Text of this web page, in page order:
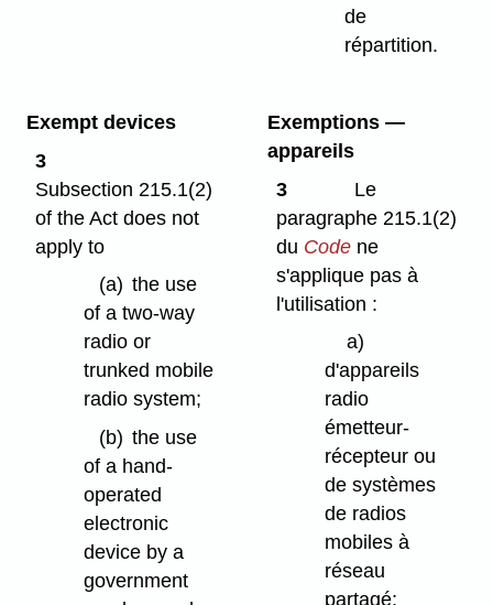
de
répartition.
Exempt devices
3
Subsection 215.1(2)
of the Act does not
apply to
(a) the use
of a two-way
radio or
trunked mobile
radio system;
(b) the use
of a hand-
operated
electronic
device by a
government
Exemptions —
appareils
3
Le
paragraphe 215.1(2)
du Code ne
s'applique pas à
l'utilisation :
a)
d'appareils
radio
émetteur-
récepteur ou
de systèmes
de radios
mobiles à
réseau
partagé;